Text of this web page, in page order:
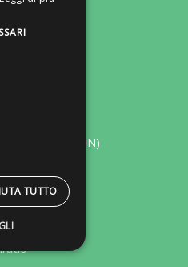
Goffredo (MN)
18:30TUTTO